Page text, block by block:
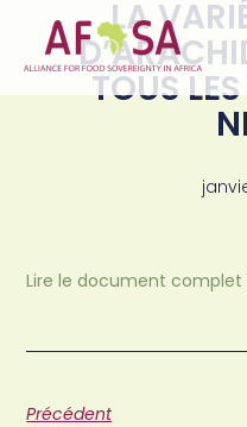
contenu
LA
TOUS
Lire le document complet
Précédent